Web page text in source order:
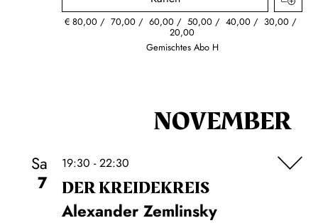
€80,00 70,00 60,00 50,00 40,00 30,00
20,00
Gemischtes Abo H
NOVEMBER
Sa
7
19:30 - 22:30
DER KREIDE­KREIS
Alexander Zemlinsky